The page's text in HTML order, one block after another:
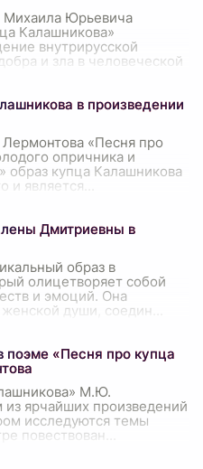
Михаила Юрьевича
Калашникова»
внутрирусской
и зла в человеческой
в произведении
«Песня про
опричника и
образ купца Калашникова
и является
Дмитриевны в
образ в
олицетворяет собой
и эмоций. Она
души, соедин
поэме «Песня про купца
М.Ю.
ярчайших произведений
исследуются темы
повествован